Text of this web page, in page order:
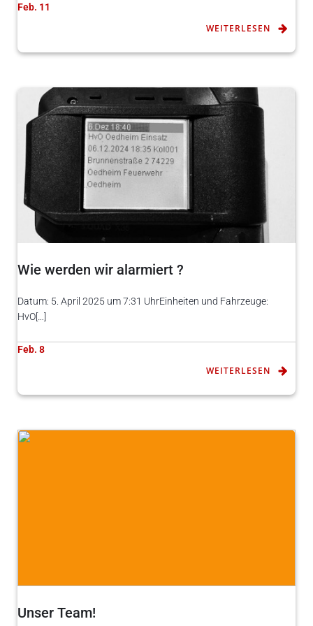
Feb. 11
WEITERLESEN
Wie werden wir alarmiert ?
Datum: 5. April 2025 um 7:31 UhrEinheiten und Fahrzeuge:
HvO[…]
Feb. 8
WEITERLESEN
Unser Team!